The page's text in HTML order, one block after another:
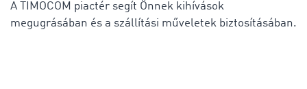
A TIMOCOM piactér segít Önnek kihívások
megugrásában és a szállítási műveletek biztosításában.